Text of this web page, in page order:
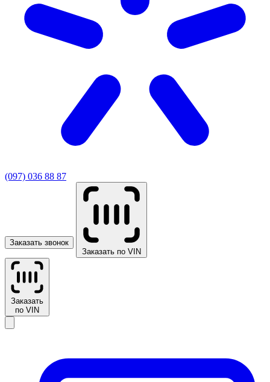
(097) 036 88 87
Заказать звонок
Заказать по VIN
Заказать
по VIN